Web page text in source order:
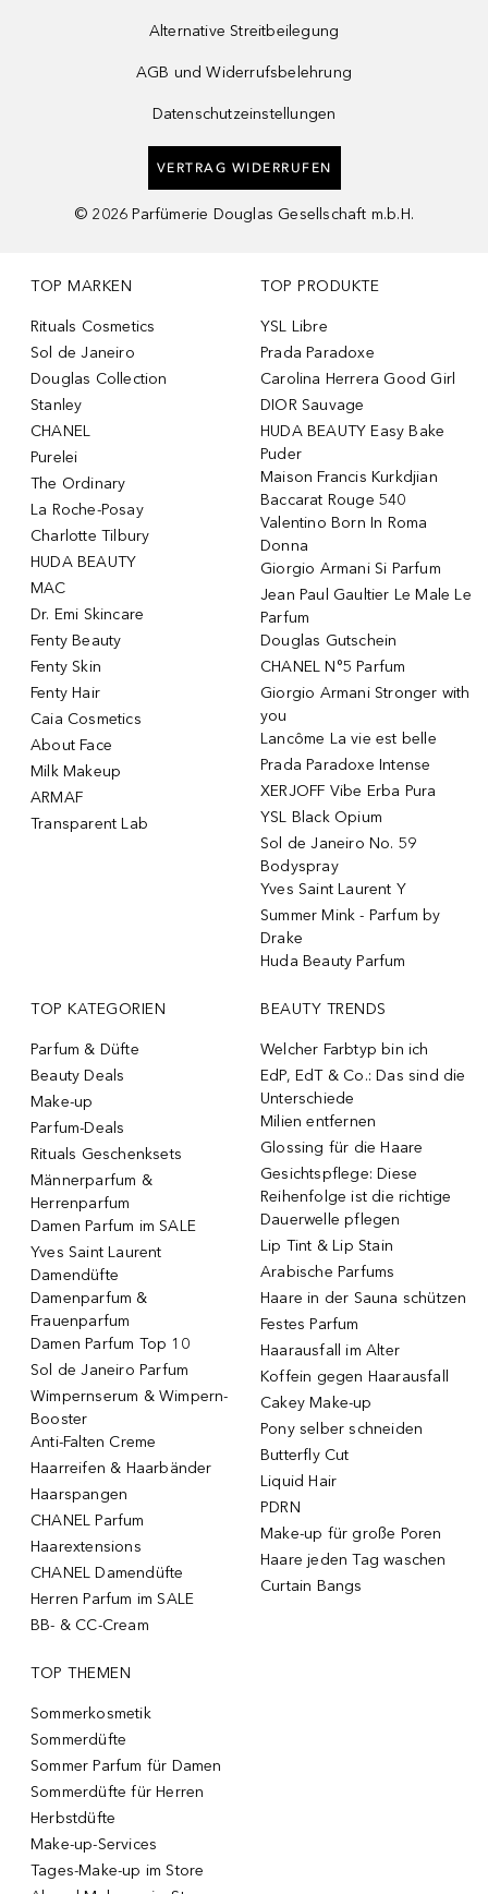
Alternative Streitbeilegung
AGB und Widerrufsbelehrung
Datenschutzeinstellungen
VERTRAG WIDERRUFEN
© 2026 Parfümerie Douglas Gesellschaft m.b.H.
TOP MARKEN
Rituals Cosmetics
Sol de Janeiro
Douglas Collection
Stanley
CHANEL
Purelei
The Ordinary
La Roche-Posay
Charlotte Tilbury
HUDA BEAUTY
MAC
Dr. Emi Skincare
Fenty Beauty
Fenty Skin
Fenty Hair
Caia Cosmetics
About Face
Milk Makeup
ARMAF
Transparent Lab
TOP PRODUKTE
YSL Libre
Prada Paradoxe
Carolina Herrera Good Girl
DIOR Sauvage
HUDA BEAUTY Easy Bake
Puder
Maison Francis Kurkdjian
Baccarat Rouge 540
Valentino Born In Roma
Donna
Giorgio Armani Si Parfum
Jean Paul Gaultier Le Male Le
Parfum
Douglas Gutschein
CHANEL N°5 Parfum
Giorgio Armani Stronger with
you
Lancôme La vie est belle
Prada Paradoxe Intense
XERJOFF Vibe Erba Pura
YSL Black Opium
Sol de Janeiro No. 59
Bodyspray
Yves Saint Laurent Y
Summer Mink - Parfum by
Drake
Huda Beauty Parfum
TOP KATEGORIEN
Parfum & Düfte
Beauty Deals
Make-up
Parfum-Deals
Rituals Geschenksets
Männerparfum &
Herrenparfum
Damen Parfum im SALE
Yves Saint Laurent
Damendüfte
Damenparfum &
Frauenparfum
Damen Parfum Top 10
Sol de Janeiro Parfum
Wimpernserum & Wimpern-
Booster
Anti-Falten Creme
Haarreifen & Haarbänder
Haarspangen
CHANEL Parfum
Haarextensions
CHANEL Damendüfte
Herren Parfum im SALE
BB- & CC-Cream
BEAUTY TRENDS
Welcher Farbtyp bin ich
EdP, EdT & Co.: Das sind die
Unterschiede
Milien entfernen
Glossing für die Haare
Gesichtspflege: Diese
Reihenfolge ist die richtige
Dauerwelle pflegen
Lip Tint & Lip Stain
Arabische Parfums
Haare in der Sauna schützen
Festes Parfum
Haarausfall im Alter
Koffein gegen Haarausfall
Cakey Make-up
Pony selber schneiden
Butterfly Cut
Liquid Hair
PDRN
Make-up für große Poren
Haare jeden Tag waschen
Curtain Bangs
TOP THEMEN
Sommerkosmetik
Sommerdüfte
Sommer Parfum für Damen
Sommerdüfte für Herren
Herbstdüfte
Make-up-Services
Tages-Make-up im Store